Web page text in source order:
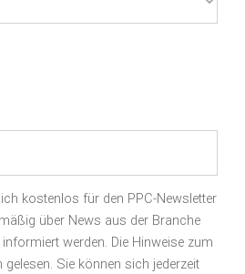
kostenlos für den PPC-Newsletter
über News aus der Branche
werden. Die Hinweise zum
Sie können sich jederzeit